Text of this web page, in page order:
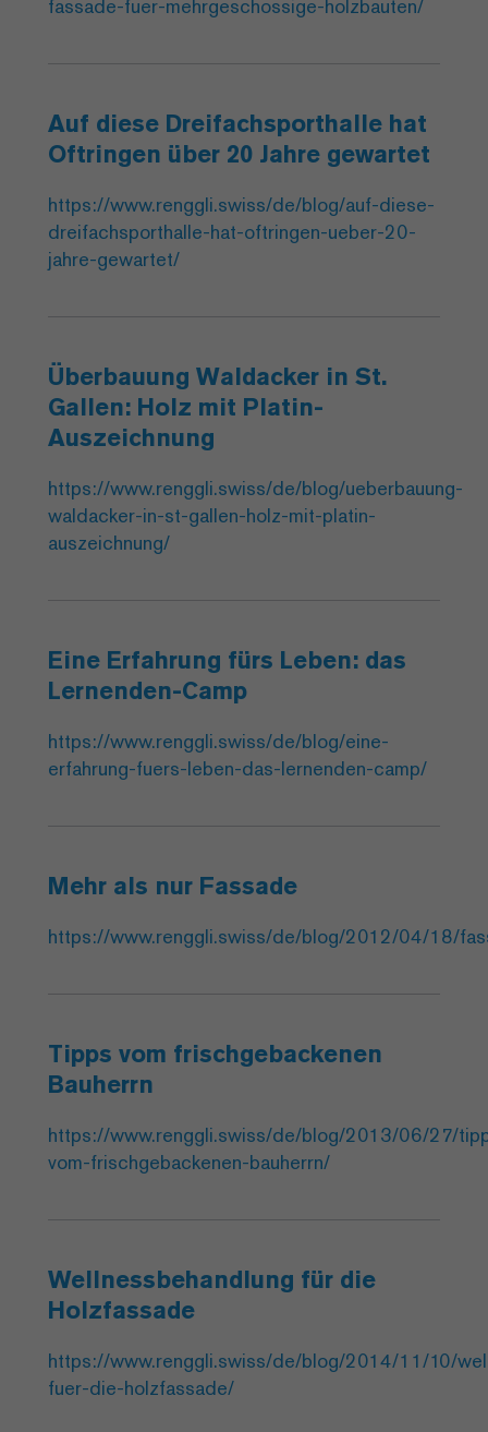
fassade-fuer-mehrgeschossige-holzbauten/
Auf diese Dreifachsporthalle hat
Oftringen über 20 Jahre gewartet
https://www.renggli.swiss/de/blog/auf-diese-
dreifachsporthalle-hat-oftringen-ueber-20-
jahre-gewartet/
Überbauung Waldacker in St.
Gallen: Holz mit Platin-
Auszeichnung
https://www.renggli.swiss/de/blog/ueberbauung-
waldacker-in-st-gallen-holz-mit-platin-
auszeichnung/
Eine Erfahrung fürs Leben: das
Lernenden-Camp
https://www.renggli.swiss/de/blog/eine-
erfahrung-fuers-leben-das-lernenden-camp/
Mehr als nur Fassade
https://www.renggli.swiss/de/blog/2012/04/18/
Tipps vom frischgebackenen
Bauherrn
https://www.renggli.swiss/de/blog/2013/06/27/
vom-frischgebackenen-bauherrn/
Wellnessbehandlung für die
Holzfassade
https://www.renggli.swiss/de/blog/2014/11/10/
fuer-die-holzfassade/